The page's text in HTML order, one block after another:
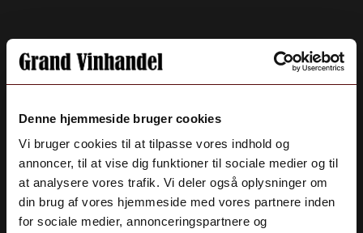
Denne hjemmeside bruger cookies
Vi bruger cookies til at tilpasse vores indhold og
annoncer, til at vise dig funktioner til sociale medier og til
at analysere vores trafik. Vi deler også oplysninger om
din brug af vores hjemmeside med vores partnere inden
for sociale medier, annonceringspartnere og